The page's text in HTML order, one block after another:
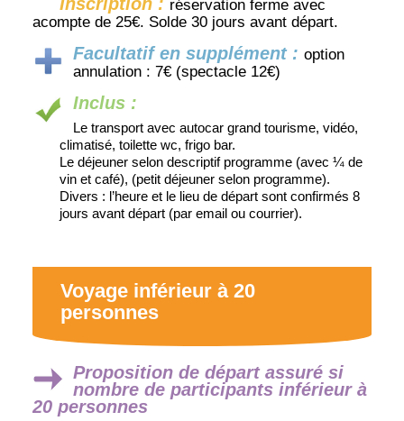
réservation ferme avec
acompte de 25€. Solde 30 jours avant départ.
Facultatif en supplément : option
annulation : 7€ (spectacle 12€)
Inclus :
Le transport avec autocar grand tourisme, vidéo,
climatisé, toilette wc, frigo bar.
Le déjeuner selon descriptif programme (avec ¼ de
vin et café), (petit déjeuner selon programme).
Divers : l’heure et le lieu de départ sont confirmés 8
jours avant départ (par email ou courrier).
Voyage inférieur à 20
personnes
Proposition de départ assuré si
nombre de participants inférieur à
20 personnes